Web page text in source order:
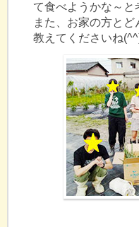
て食べようかな～と
また、お家の方とど
教えてくださいね